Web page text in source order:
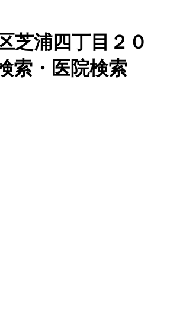
浦四丁目２０
索・医院検索